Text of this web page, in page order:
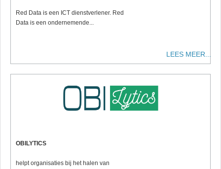
Red Data is een ICT dienstverlener. Red
Data is een ondernemende...
LEES MEER...
OBILYTICS
helpt organisaties bij het halen van